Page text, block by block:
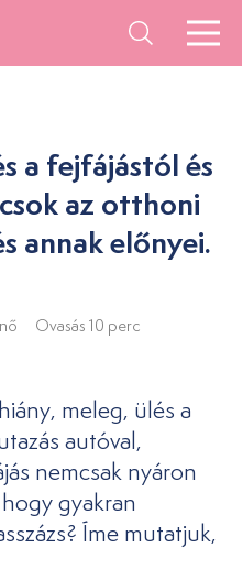
a fejfájástól és
az otthoni
annak előnyei.
Ovasás 10 perc
meleg, ülés a
autóval,
nemcsak nyáron
gyakran
Íme mutatjuk,